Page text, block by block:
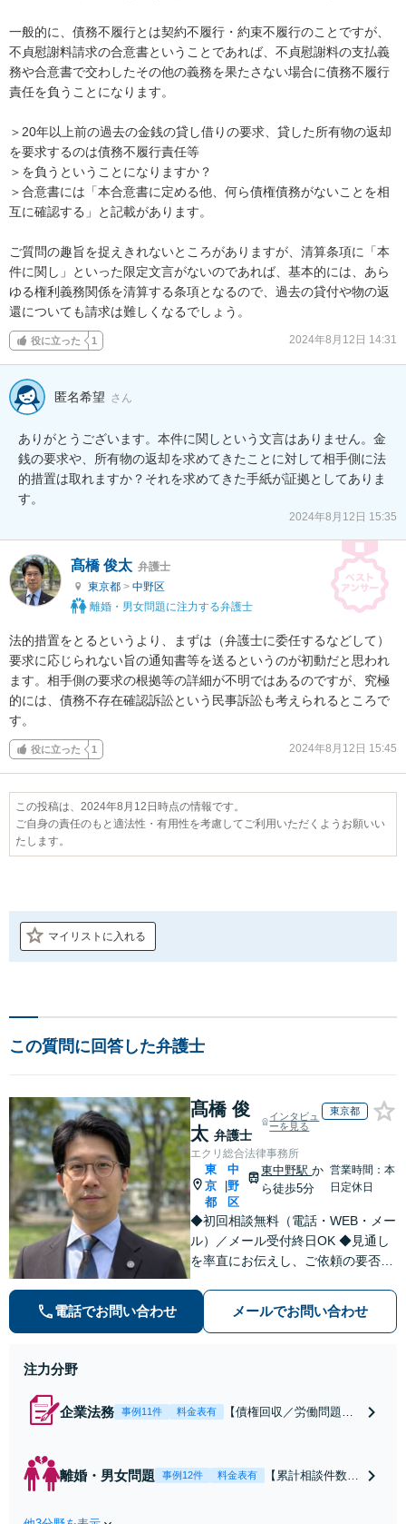
一般的に、債務不履行とは契約不履行・約束不履行のことですが、
不貞慰謝料請求の合意書ということであれば、不貞慰謝料の支払義
務や合意書で交わしたその他の義務を果たさない場合に債務不履行
責任を負うことになります。
＞20年以上前の過去の金銭の貸し借りの要求、貸した所有物の返却
を要求するのは債務不履行責任等
＞を負うということになりますか？
＞合意書には「本合意書に定める他、何ら債権債務がないことを相
互に確認する」と記載があります。
ご質問の趣旨を捉えきれないところがありますが、清算条項に「本
件に関し」といった限定文言がないのであれば、基本的には、あら
ゆる権利義務関係を清算する条項となるので、過去の貸付や物の返
還についても請求は難しくなるでしょう。
役に立った 1 2024年8月12日 14:31
匿名希望 さん
ありがとうございます。本件に関しという文言はありません。金
銭の要求や、所有物の返却を求めてきたことに対して相手側に法
的措置は取れますか？それを求めてきた手紙が証拠としてありま
す。
2024年8月12日 15:35
髙橋 俊太 弁護士
東京都 > 中野区
離婚・男女問題に注力する弁護士
法的措置をとるというより、まずは（弁護士に委任するなどして）
要求に応じられない旨の通知書等を送るというのが初動だと思われ
ます。相手側の要求の根拠等の詳細が不明ではあるのですが、究極
的には、債務不存在確認訴訟という民事訴訟も考えられるところで
す。
役に立った 1 2024年8月12日 15:45
この投稿は、2024年8月12日時点の情報です。
ご自身の責任のもと適法性・有用性を考慮してご利用いただくようお願いい
たします。
マイリストに入れる
この質問に回答した弁護士
髙橋 俊
太 弁護士
インタビュ
ーを見る
東京都
エクリ総合法律事務所
東
京
都
中
野
区
東中野駅か
ら徒歩5分
営業時間：本
日定休日
◆初回相談無料（電話・WEB・メー
ル）／メール受付終日OK ◆見通し
を率直にお伝えし、ご依頼の要否も
解決まで弁護士本人が一貫してスピ
ーディーに対応いたします。 ◆累計
電話でお問い合わせ メールでお問い合わせ
注力分野
企業法務 事例11件 料金表有
【債権回収／労働問題／
のトラブル・会社内のト
ラブルなど、事後の解決
離婚・男女問題 事例12件 料金表有
【累計相談件数20